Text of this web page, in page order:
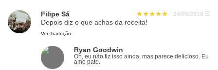
Filipe Sá 24/05/2018 ☰
Depois diz o que achas da receita!
Ver Tradução
Ryan Goodwin
Oh, eu não fiz isso ainda, mas parece delicioso. Eu
amo pato.